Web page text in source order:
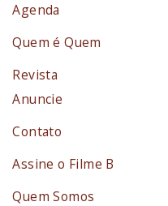
Agenda
Quem é Quem
Revista
Anuncie
Contato
Assine o Filme B
Quem Somos